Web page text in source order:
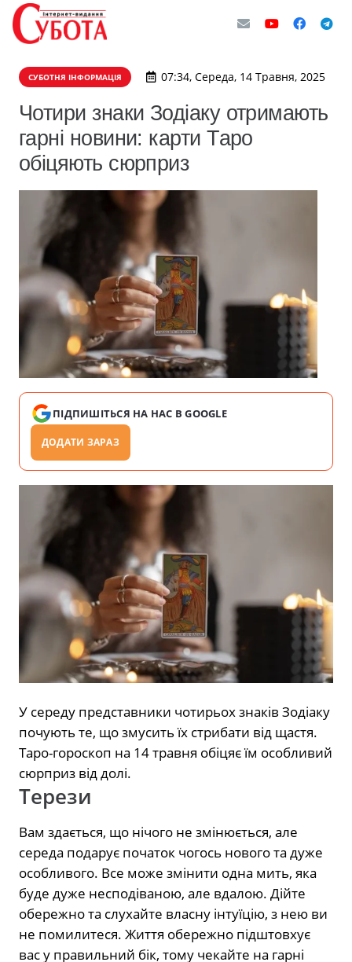
СУБОТНЯ ІНФОРМАЦІЯ 07:34, Середа, 14 Травня, 2025
Чотири знаки Зодіаку отримають
гарні новини: карти Таро
обіцяють сюрприз
ПІДПИШІТЬСЯ НА НАС В GOOGLE
ДОДАТИ ЗАРАЗ
У середу представники чотирьох знаків Зодіаку
почують те, що змусить їх стрибати від щастя.
Таро-гороскоп на 14 травня обіцяє їм особливий
сюрприз від долі.
Терези
Вам здається, що нічого не змінюється, але
середа подарує початок чогось нового та дуже
особливого. Все може змінити одна мить, яка
буде дуже несподіваною, але вдалою. Дійте
обережно та слухайте власну інтуїцію, з нею ви
не помилитеся. Життя обережно підштовхує
вас у правильний бік, тому чекайте на гарні